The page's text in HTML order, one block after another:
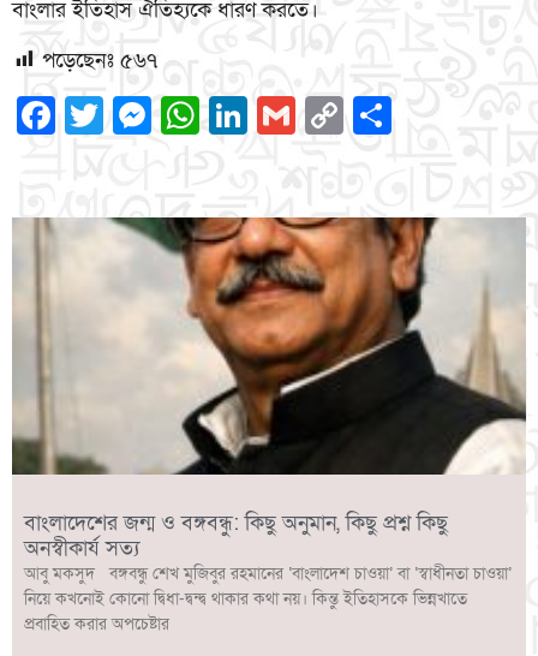
বাংলার ইতিহাস ঐতিহ্যকে ধারণ করতে।
পড়েছেনঃ ৫৬৭
Facebook
Twitter
Messenger
WhatsApp
LinkedIn
GmailCopyShare
বাংলাদেশের জন্ম ও বঙ্গবন্ধু: কিছু অনুমান, কিছু প্রশ্ন কিছু
অনস্বীকার্য সত্য
আবু মকসুদ বঙ্গবন্ধু শেখ মুজিবুর রহমানের ‘বাংলাদেশ চাওয়া’ বা ‘স্বাধীনতা চাওয়া’
নিয়ে কখনোই কোনো দ্বিধা-দ্বন্দ্ব থাকার কথা নয়। কিন্তু ইতিহাসকে ভিন্নখাতে
প্রবাহিত করার অপচেষ্টার